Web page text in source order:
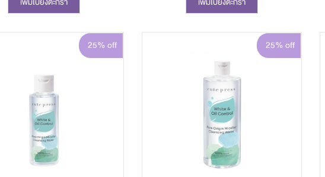
25% off 25% off